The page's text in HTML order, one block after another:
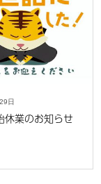
29日
休業のお知らせ